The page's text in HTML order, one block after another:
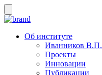
Об институте
Иванников В.П.
Проекты
Инновации
Публикации